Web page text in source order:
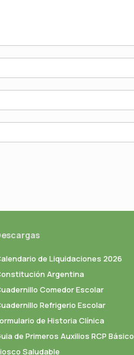
de Liquidaciones 2026
Argentina
Comedor Escolar
Refrigerio Escolar
de Historia Clínica
de Primeros Auxilios RCP Básico
Saludable